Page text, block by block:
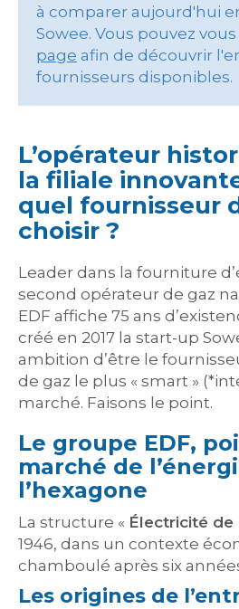
à comparer aujourd'hui
Sowee. Vous pouvez
page afin de découvrir
fournisseurs disponibles.
L’opérateur
la filiale
quel fournisseur
choisir ?
Leader dans la fourniture
second opérateur de gaz
EDF affiche 75 ans
créé en 2017 la start-up
ambition d’être le
de gaz le plus « smart »
marché. Faisons le point.
Le groupe EDF,
marché de
l’hexagone
La structure « Électricité de
1946, dans un contexte
chamboulé après six
Les origines de